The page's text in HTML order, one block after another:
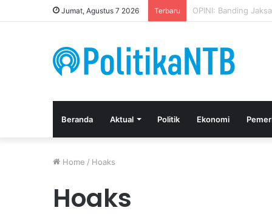
Jumat, Agustus 7 2026 Terbaru Kuasa Hukum
Beranda Aktual Politik Ekonomi
Home / Hoaks
Hoaks